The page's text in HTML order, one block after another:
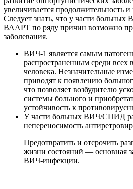
увеличивается продолжительность
Следует знать, что у части
ВААРТ по ряду причин возможно
заболевания.
ВИЧ-1 является самым
распространенным среди всех
человека. Незначительные
приводят к появлению
что позволяет возбудителю
системы больного и
устойчивость к
У части больных ВИЧ/СПИД
непереносимость
Предотвратить и отсрочить
жизни состояний — основная
ВИЧ-инфекции.